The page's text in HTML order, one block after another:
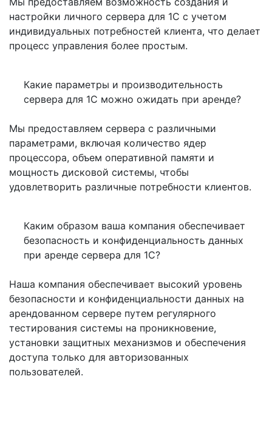
настройки личного сервера для 1С с учетом
индивидуальных потребностей клиента, что делает
процесс управления более простым.
Какие параметры и производительность
сервера для 1С можно ожидать при аренде?
Мы предоставляем сервера с различными
параметрами, включая количество ядер
процессора, объем оперативной памяти и
мощность дисковой системы, чтобы
удовлетворить различные потребности клиентов.
Каким образом ваша компания обеспечивает
безопасность и конфиденциальность данных
при аренде сервера для 1С?
Наша компания обеспечивает высокий уровень
безопасности и конфиденциальности данных на
арендованном сервере путем регулярного
тестирования системы на проникновение,
установки защитных механизмов и обеспечения
доступа только для авторизованных
пользователей.